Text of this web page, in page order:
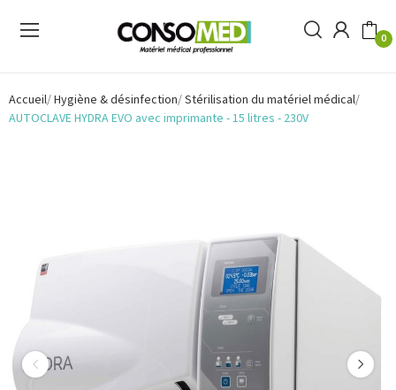
0
Accueil Hygiène & désinfection Stérilisation du matériel médical
AUTOCLAVE HYDRA EVO avec imprimante - 15 litres - 230V